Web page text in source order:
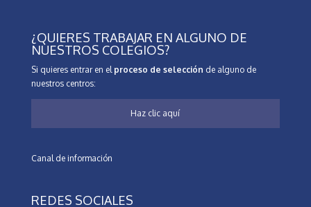
¿QUIERES TRABAJAR EN ALGUNO DE
NUESTROS COLEGIOS?
Si quieres entrar en el proceso de selección de alguno de
nuestros centros:
Haz clic aquí
Canal de información
REDES SOCIALES